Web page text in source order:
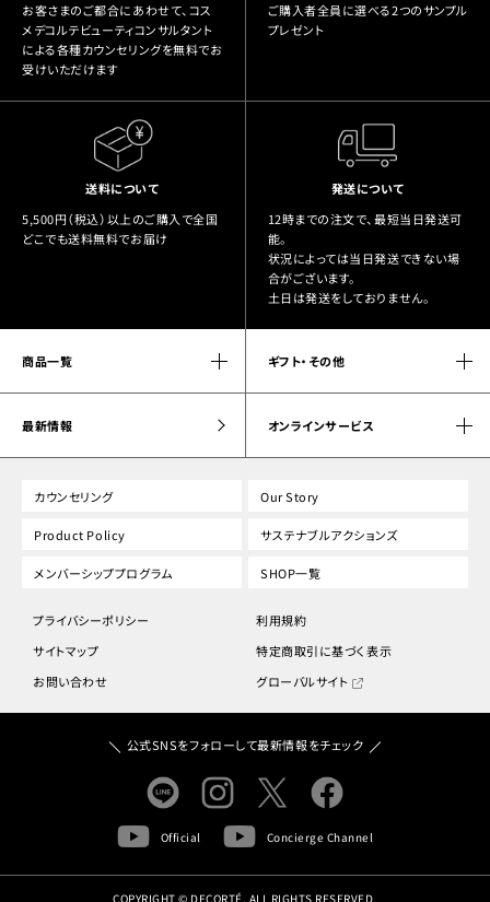
お客さまのご都合にあわせて、コス
メデコルテビューティコンサルタント
による各種カウンセリングを無料でお
受けいただけます
ご購入者全員に選べる2つのサンプル
プレゼント
送料について
5,500円（税込）以上のご購入で全国
どこでも送料無料でお届け
発送について
12時までの注文で、最短当日発送可
能。
状況によっては当日発送できない場
合がございます。
土日は発送をしておりません。
商品一覧 ギフト・その他
最新情報 オンラインサービス
カウンセリング Our Story
Product Policy サステナブルアクションズ
メンバーシッププログラム SHOP一覧
プライバシーポリシー
利用規約
サイトマップ
特定商取引に基づく表示
お問い合わせ
グローバルサイト
公式SNSをフォローして最新情報をチェック
Official Concierge Channel
COPYRIGHT © DECORTÉ. ALL RIGHTS RESERVED.